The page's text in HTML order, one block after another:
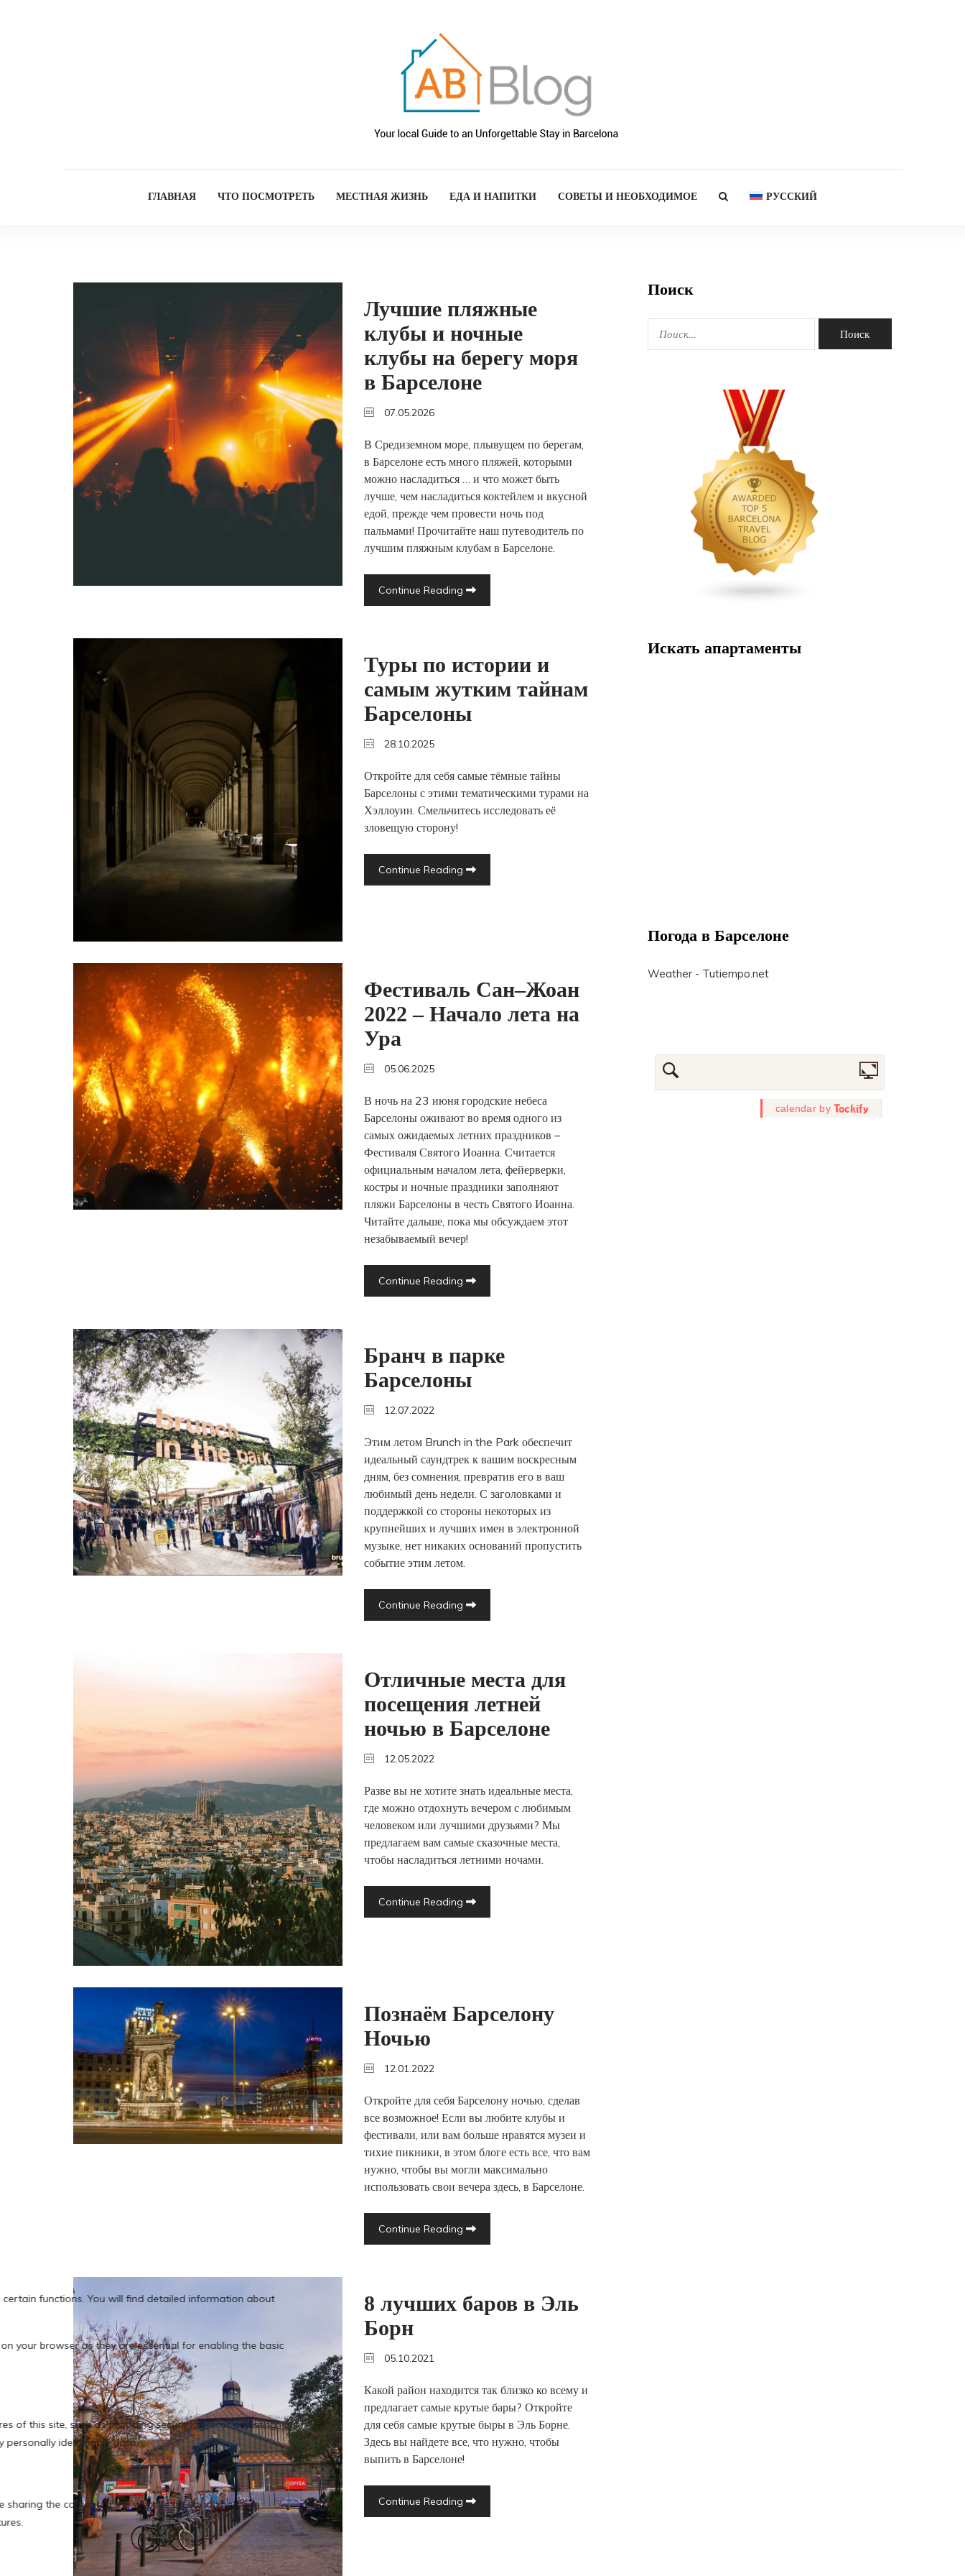
ГЛАВНАЯ ЧТО ПОСМОТРЕТЬ МЕСТНАЯ ЖИЗНЬ ЕДА И НАПИТКИ СОВЕТЫ И НЕОБХОДИМОЕ РУССКИЙ
Лучшие пляжные
клубы и ночные
клубы на берегу моря
в Барселоне
07.05.2026
В Средиземном море, плывущем по берегам,
в Барселоне есть много пляжей, которыми
можно насладиться … и что может быть
лучше, чем насладиться коктейлем и вкусной
едой, прежде чем провести ночь под
пальмами! Прочитайте наш путеводитель по
лучшим пляжным клубам в Барселоне.
Continue Reading
Туры по истории и
самым жутким тайнам
Барселоны
28.10.2025
Откройте для себя самые тёмные тайны
Барселоны с этими тематическими турами на
Хэллоуин. Смельчитесь исследовать её
зловещую сторону!
Continue Reading
Фестиваль Сан–Жоан
2022 – Начало лета на
Ура
05.06.2025
В ночь на 23 июня городские небеса
Барселоны оживают во время одного из
самых ожидаемых летних праздников –
Фестиваля Святого Иоанна. Считается
официальным началом лета, фейерверки,
костры и ночные праздники заполняют
пляжи Барселоны в честь Святого Иоанна.
Читайте дальше, пока мы обсуждаем этот
незабываемый вечер!
Continue Reading
Бранч в парке
Барселоны
12.07.2022
Этим летом Brunch in the Park обеспечит
идеальный саундтрек к вашим воскресным
дням, без сомнения, превратив его в ваш
любимый день недели. С заголовками и
поддержкой со стороны некоторых из
крупнейших и лучших имен в электронной
музыке, нет никаких оснований пропустить
событие этим летом.
Continue Reading
Отличные места для
посещения летней
ночью в Барселоне
12.05.2022
Разве вы не хотите знать идеальные места,
где можно отдохнуть вечером с любимым
человеком или лучшими друзьями? Мы
предлагаем вам самые сказочные места,
чтобы насладиться летними ночами.
Continue Reading
Познаём Барселону
Ночью
12.01.2022
Откройте для себя Барселону ночью, сделав
все возможное! Если вы любите клубы и
фестивали, или вам больше нравятся музеи и
тихие пикники, в этом блоге есть все, что вам
нужно, чтобы вы могли максимально
использовать свои вечера здесь, в Барселоне.
Continue Reading
8 лучших баров в Эль
Борн
05.10.2021
Какой район находится так близко ко всему и
предлагает самые крутые бары? Откройте
для себя самые крутые быры в Эль Борне.
Здесь вы найдете все, что нужно, чтобы
выпить в Барселоне!
Continue Reading
Поиск
Искать апартаменты
Погода в Барселоне
Weather - Tutiempo.net